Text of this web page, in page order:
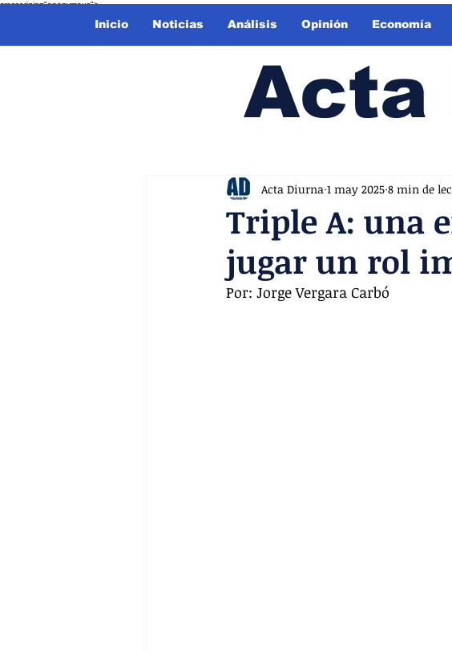
crossorigin="anonymous">
Inicio Noticias Análisis Opinión Economía
Acta
Triple A: una
jugar un rol
Acta Diurna 1 may 2025 8 min de
Por: Jorge Vergara Carbó